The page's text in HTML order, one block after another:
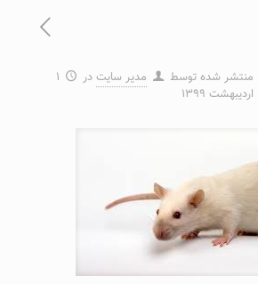
منتشر شده توسط مدیر سایت در
۱
اردیبهشت ۱۳۹۹